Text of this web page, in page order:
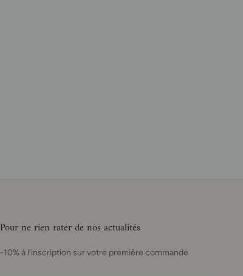
Pour ne rien rater de nos actualités
-10% à l'inscription sur votre première commande